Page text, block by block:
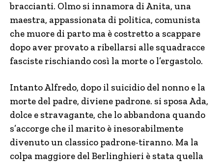
braccianti. Olmo si innamora di Anita, una
maestra, appassionata di politica, comunista
che muore di parto ma è costretto a scappare
dopo aver provato a ribellarsi alle squadracce
fasciste rischiando così la morte o l’ergastolo.
Intanto Alfredo, dopo il suicidio del nonno e la
morte del padre, diviene padrone. si sposa Ada,
dolce e stravagante, che lo abbandona quando
s’accorge che il marito è inesorabilmente
divenuto un classico padrone-tiranno. Ma la
colpa maggiore del Berlinghieri è stata quella